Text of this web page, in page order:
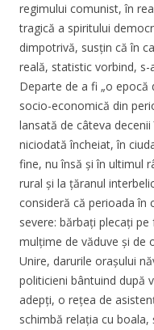
regimului comunist, în
tragică a spiritului
dimpotrivă, susțin că în
reală, statistic vorbind,
Departe de a fi „o epocă
socio-economică din
lansată de câteva
niciodată încheiat, în
fine, nu însă și în ultimul
rural și la țăranul
consideră că perioada în
severe: bărbați plecați
mulțime de văduve și de
Unire, darurile orașului
politicieni bântuind după
adepți, o rețea de
schimbă relația cu